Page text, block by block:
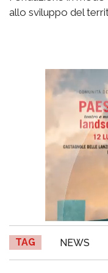
allo sviluppo del
TAG NEWS